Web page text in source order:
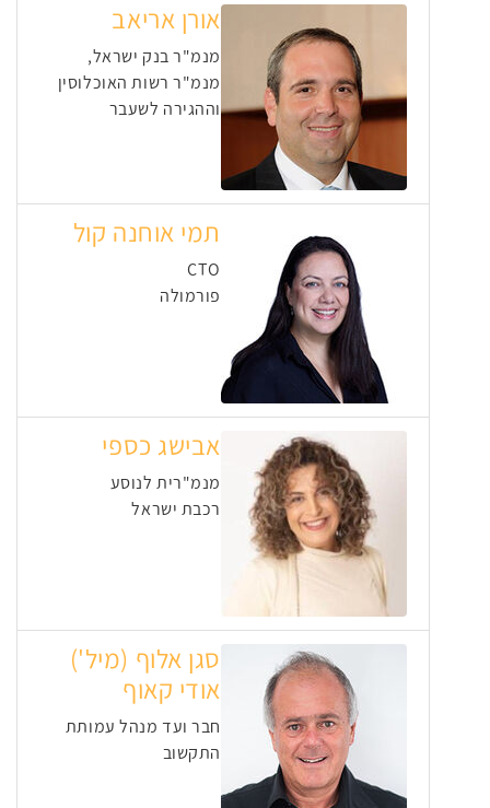
אורן אריאב
מנמ"ר בנק ישראל,
מנמ"ר רשות האוכלוסין
וההגירה לשעבר
תמי אוחנה קול
CTO
פורמולה
אבישג כספי
מנמ"רית לנוסע
רכבת ישראל
סגן אלוף (מיל')
אודי קאוף
חבר ועד מנהל עמותת
התקשוב